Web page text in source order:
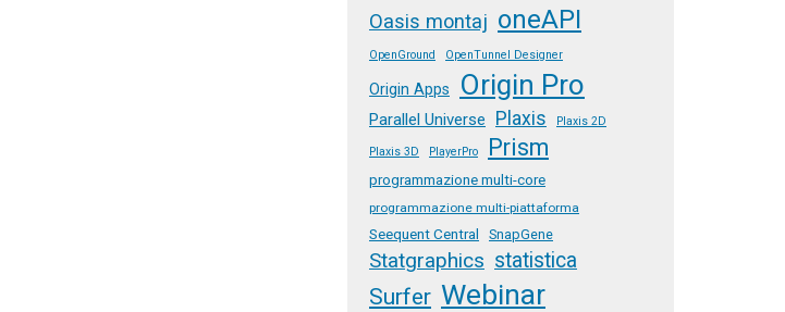
Oasis montaj oneAPI
OpenGround OpenTunnel Designer
Origin Apps Origin Pro
Parallel Universe Plaxis Plaxis 2D
Plaxis 3D PlayerPro Prism
programmazione multi-core
programmazione multi-piattaforma
Seequent Central SnapGene
Statgraphics statistica
Surfer Webinar